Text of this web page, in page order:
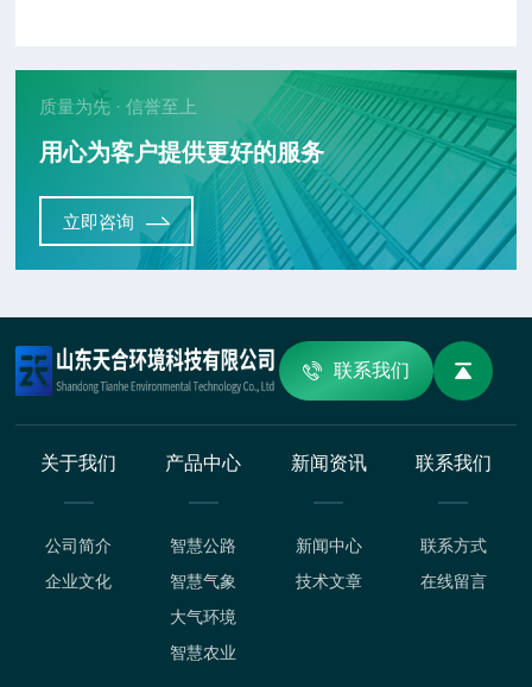
质量为先 · 信誉至上
用心为客户提供更好的服务
立即咨询
联系我们
关于我们
公司简介
企业文化
产品中心
智慧公路
智慧气象
大气环境
智慧农业
新闻资讯
新闻中心
技术文章
联系我们
联系方式
在线留言